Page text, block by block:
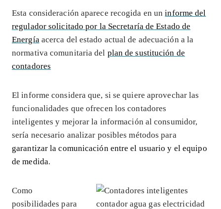
Esta consideración aparece recogida en uninforme del
regulador solicitado por la Secretaría de Estado de
Energía acerca del estado actual de adecuación a la
normativa comunitaria del plan de sustitución de
contadores
El informe considera que, si se quiere aprovechar las
funcionalidades que ofrecen los contadores
inteligentes y mejorar la información al consumidor,
sería necesario analizar posibles métodos para
garantizar la comunicación entre el usuario y el equipo
de medida.
Como
posibilidades para